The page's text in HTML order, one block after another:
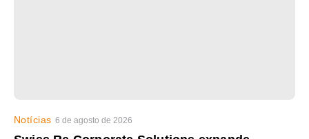
Notícias 6 de agosto de 2026